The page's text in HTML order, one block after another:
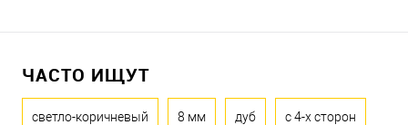
ЧАСТО ИЩУТ
светло-коричневый 8 мм дуб с 4-х сторон